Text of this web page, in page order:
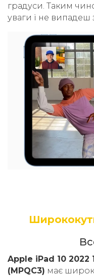
градуси. Таким
уваги і не випадеш
Apple iPad 10 2022
(MPQC3) має